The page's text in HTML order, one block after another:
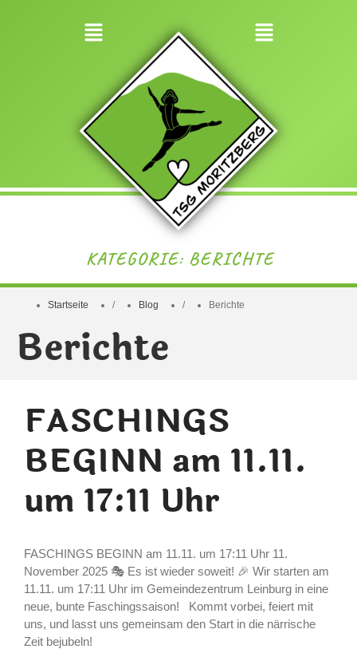
KATEGORIE: BERICHTE
Startseite / Blog / Berichte
Berichte
FASCHINGS
BEGINN am 11.11.
um 17:11 Uhr
FASCHINGS BEGINN am 11.11. um 17:11 Uhr 11.
November 2025 🎭 Es ist wieder soweit! 🎉 Wir starten am
11.11. um 17:11 Uhr im Gemeindezentrum Leinburg in eine
neue, bunte Faschingssaison! Kommt vorbei, feiert mit
uns, und lasst uns gemeinsam den Start in die närrische
Zeit bejubeln!